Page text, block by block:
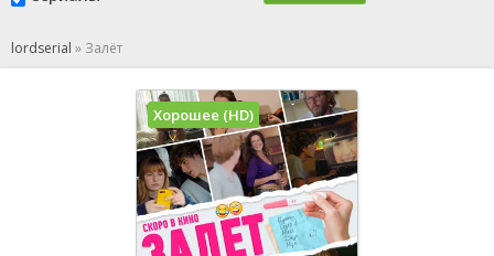
lordserial » Залёт
Хорошее (HD)